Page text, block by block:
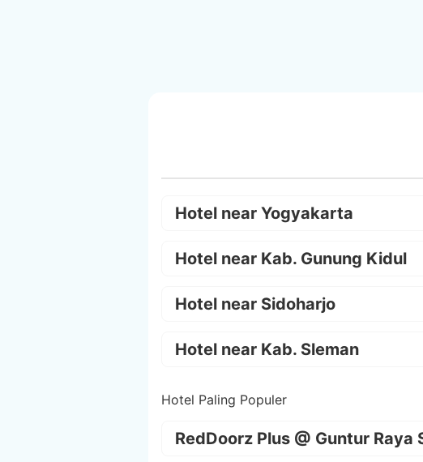
Hotel near Yogyakarta
Hotel near Kab. Gunung Kidul
Hotel near Sidoharjo
Hotel near Kab. Sleman
Hotel Paling Populer
RedDoorz Plus @ Guntur Raya